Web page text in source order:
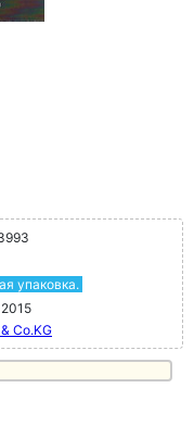
упаковка.
Co.KG